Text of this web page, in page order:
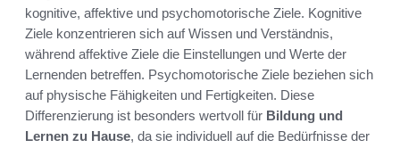
kognitive, affektive und psychomotorische Ziele. Kognitive
Ziele konzentrieren sich auf Wissen und Verständnis,
während affektive Ziele die Einstellungen und Werte der
Lernenden betreffen. Psychomotorische Ziele beziehen sich
auf physische Fähigkeiten und Fertigkeiten. Diese
Differenzierung ist besonders wertvoll für Bildung und
Lernen zu Hause, da sie individuell auf die Bedürfnisse der